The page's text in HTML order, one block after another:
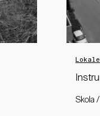
Skola